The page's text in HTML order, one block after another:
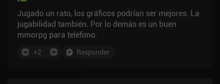
Jugado un rato, los gráficos podrían ser mejores. La
jugabilidad también. Por lo demás es un buen
mmorpg para teléfono.
+2 Responder